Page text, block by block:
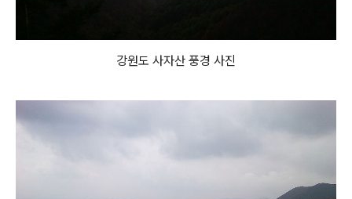
강원도 사자산 풍경 사진